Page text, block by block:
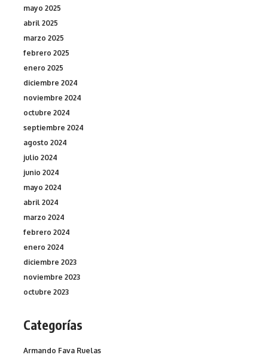
mayo 2025
abril 2025
marzo 2025
febrero 2025
enero 2025
diciembre 2024
noviembre 2024
octubre 2024
septiembre 2024
agosto 2024
julio 2024
junio 2024
mayo 2024
abril 2024
marzo 2024
febrero 2024
enero 2024
diciembre 2023
noviembre 2023
octubre 2023
Categorías
Armando Fava Ruelas